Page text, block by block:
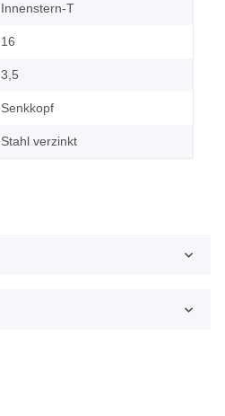
Innenstern-T
16
3,5
Senkkopf
Stahl verzinkt